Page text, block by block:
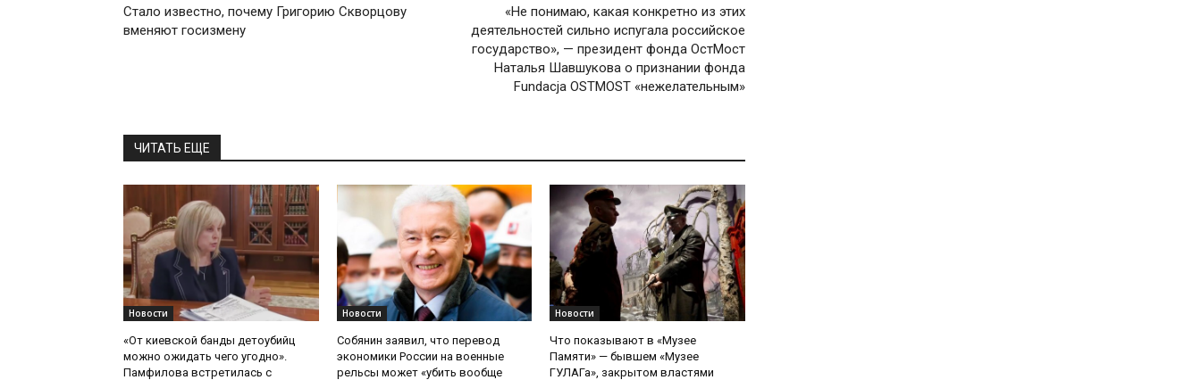
Стало известно, почему Григорию Скворцову
вменяют госизмену
«Не понимаю, какая конкретно из этих
деятельностей сильно испугала российское
государство», — президент фонда ОстМост
Наталья Шавшукова о признании фонда
Fundacja OSTMOST «нежелательным»
ЧИТАТЬ ЕЩЕ
Новости
«От киевской банды детоубийц
можно ожидать чего угодно».
Памфилова встретилась с
Новости
Собянин заявил, что перевод
экономики России на военные
рельсы может «убить вообще
Новости
Что показывают в «Музее
Памяти» — бывшем «Музее
ГУЛАГа», закрытом властями